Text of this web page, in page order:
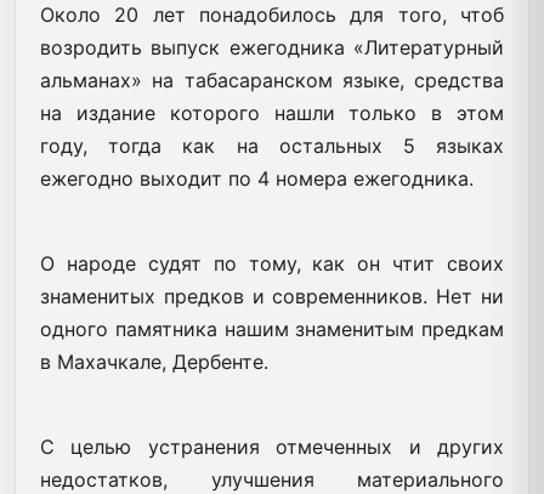
Около 20 лет понадобилось для того, чтоб
возродить выпуск ежегодника «Литературный
альманах» на табасаранском языке, средства
на издание которого нашли только в этом
году, тогда как на остальных 5 языках
ежегодно выходит по 4 номера ежегодника.
О народе судят по тому, как он чтит своих
знаменитых предков и современников. Нет ни
одного памятника нашим знаменитым предкам
в Махачкале, Дербенте.
С целью устранения отмеченных и других
недостатков, улучшения материального